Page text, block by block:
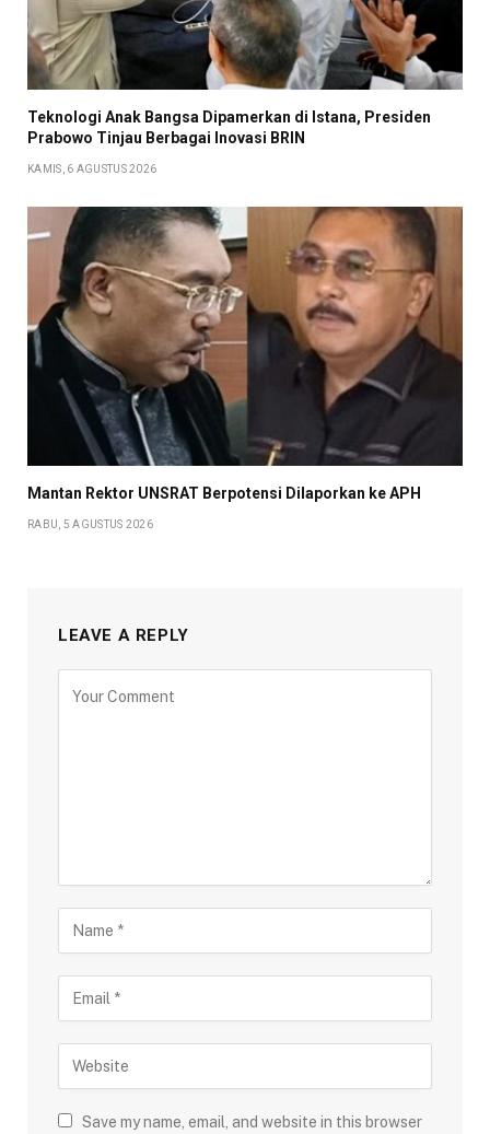
Teknologi Anak Bangsa Dipamerkan di Istana, Presiden
Prabowo Tinjau Berbagai Inovasi BRIN
KAMIS, 6 AGUSTUS 2026
Mantan Rektor UNSRAT Berpotensi Dilaporkan ke APH
RABU, 5 AGUSTUS 2026
LEAVE A REPLY
Save my name, email, and website in this browser